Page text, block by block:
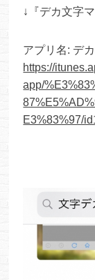
↓『デカ文字
アプリ名: デ
https://
app/
E3%83%97/